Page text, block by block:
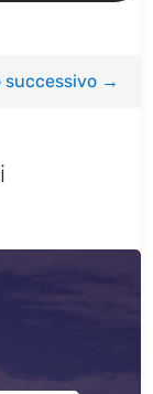
successivo→